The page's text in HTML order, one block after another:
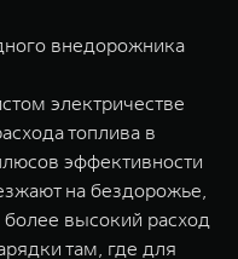
внедорожника
электричестве
топлива в
эффективности
на бездорожье,
более высокий расход
там, где для